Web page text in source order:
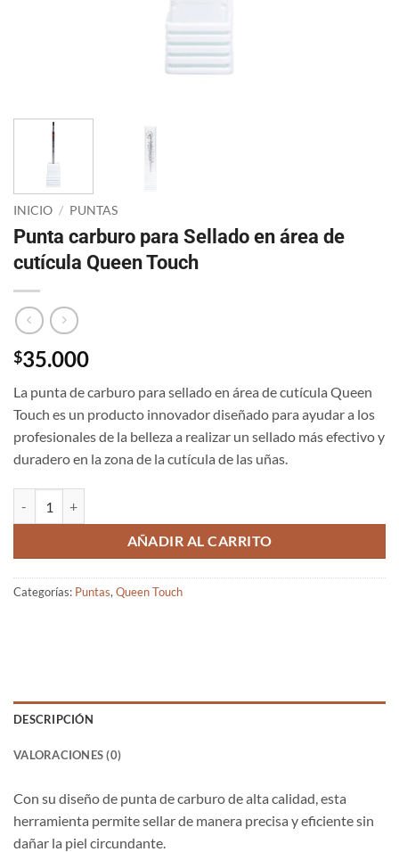
INICIO / PUNTAS
Punta carburo para Sellado en área de
cutícula Queen Touch
$35.000
La punta de carburo para sellado en área de cutícula Queen
Touch es un producto innovador diseñado para ayudar a los
profesionales de la belleza a realizar un sellado más efectivo y
duradero en la zona de la cutícula de las uñas.
AÑADIR AL CARRITO
Categorías: Puntas, Queen Touch
DESCRIPCIÓN
VALORACIONES (0)
Con su diseño de punta de carburo de alta calidad, esta
herramienta permite sellar de manera precisa y eficiente sin
dañar la piel circundante.